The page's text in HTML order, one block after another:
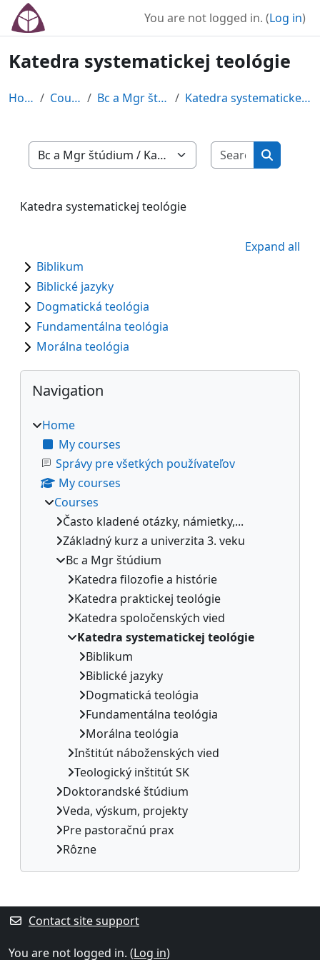
Skip to main content
You are not logged in. (Log in)
Katedra systematickej teológie
Home Courses Bc a Mgr štúdium Katedra systematickej teológie
Course categories
Search
Search
Katedra systematickej teológie
Expand all
Biblikum
Biblické jazyky
Dogmatická teológia
Fundamentálna teológia
Morálna teológia
Blocks
Skip Navigation
Navigation
Home
My courses
Správy pre všetkých používateľov
My courses
Courses
Často kladené otázky, námietky,...
Základný kurz a univerzita 3. veku
Bc a Mgr štúdium
Katedra filozofie a histórie
Katedra praktickej teológie
Katedra spoločenských vied
Katedra systematickej teológie
Biblikum
Biblické jazyky
Dogmatická teológia
Fundamentálna teológia
Morálna teológia
Inštitút náboženských vied
Teologický inštitút SK
Doktorandské štúdium
Veda, výskum, projekty
Pre pastoračnú prax
Rôzne
Supplementary blocks
Contact site support
You are not logged in. (Log in)